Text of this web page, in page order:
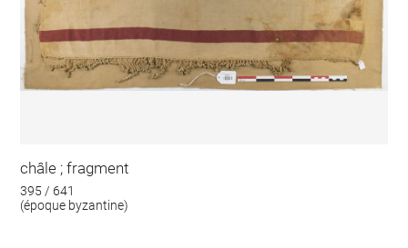
châle ; fragment
395 / 641
(époque byzantine)